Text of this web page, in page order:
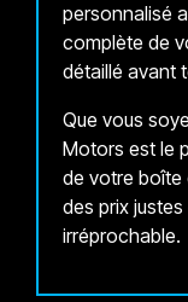
personnalisé
complète de
détaillé avant
Que vous
Motors est le
de votre boîte
des prix
irréprochable.